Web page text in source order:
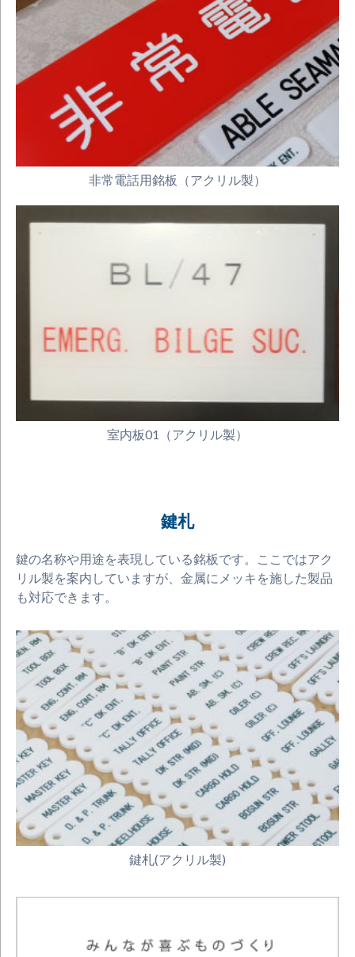
非常電話用銘板（アクリル製）
室内板01（アクリル製）
鍵札
鍵の名称や用途を表現している銘板です。ここではアク
リル製を案内していますが、金属にメッキを施した製品
も対応できます。
鍵札(アクリル製)